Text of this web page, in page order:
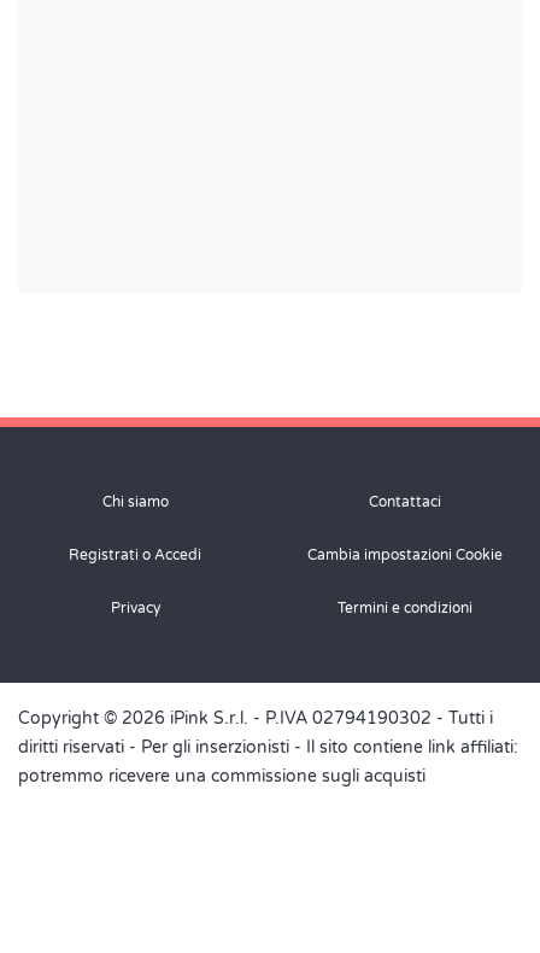
Chi siamo Contattaci
Registrati o Accedi Cambia impostazioni Cookie
Privacy Termini e condizioni
Copyright © 2026 iPink S.r.l. - P.IVA 02794190302 - Tutti i
diritti riservati - Per gli inserzionisti - Il sito contiene link affiliati:
potremmo ricevere una commissione sugli acquisti